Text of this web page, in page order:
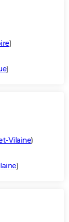
)
)
Vilaine)
)